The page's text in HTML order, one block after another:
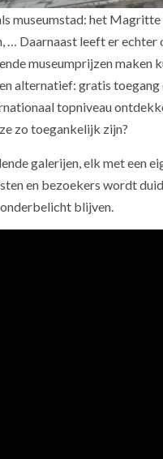
museumstad: het
… Daarnaast leeft er
museumprijzen maken
alternatief: gratis
topniveau
zo toegankelijk zijn?
galerijen, elk met een
en bezoekers wordt
blijven.